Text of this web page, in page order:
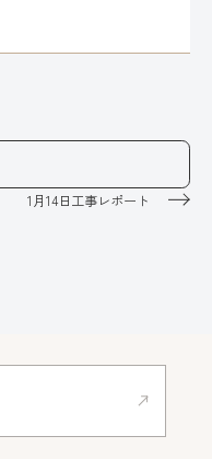
1月14日工事レポート